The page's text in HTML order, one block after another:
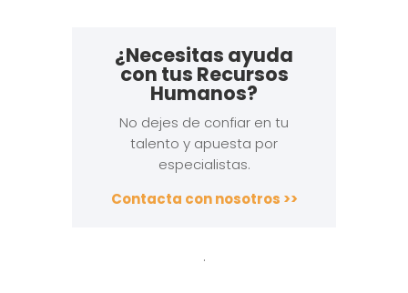
¿Necesitas ayuda
con tus Recursos
Humanos?
No dejes de confiar en tu
talento y apuesta por
especialistas.
Contacta con nosotros >>
.